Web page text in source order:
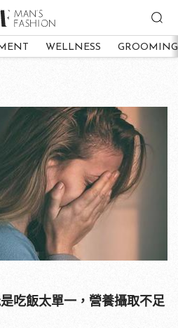
WELLNESS GROOMING
吃飯太單一，營養攝取不足